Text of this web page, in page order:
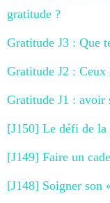
gratitude ?
Gratitude J3 : Que
Gratitude J2 : Ceux
Gratitude J1 : avoir
[J150] Le défi de
[J149] Faire un
[J148] Soigner son